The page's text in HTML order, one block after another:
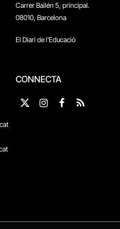
Carrer Bailén 5, principal.
08010, Barcelona
El Diari de l'Educació
CONNECTA
X
Instagram
Facebook
RSS